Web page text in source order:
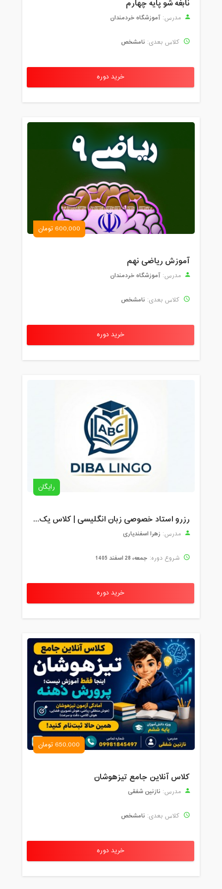
نابغه شو پایه چهارم
مدرس: آموزشگاه خردمندان
کلاس بعدی: نامشخص
خرید دوره
600,000 تومان
آموزش ریاضی نهم
مدرس: آموزشگاه خردمندان
کلاس بعدی: نامشخص
خرید دوره
رایگان
رزرو استاد خصوصی زبان انگلیسی | کلاس یک‌نفره با زهرا اسفندیاری + مشاوره رایگان
مدرس: زهرا اسفندیاری
شروع دوره: جمعه، 28 اسفند 1405
خرید دوره
650,000 تومان
کلاس آنلاین جامع تیزهوشان
مدرس: نازنین شفقی
کلاس بعدی: نامشخص
خرید دوره